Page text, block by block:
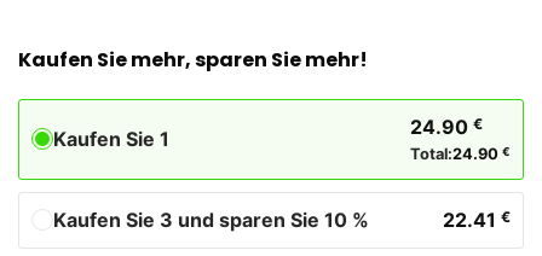
Kaufen Sie mehr, sparen Sie mehr!
Kaufen Sie 1 24.90 €
Total:24.90 €
Kaufen Sie 3 und sparen Sie 10 % 22.41 €